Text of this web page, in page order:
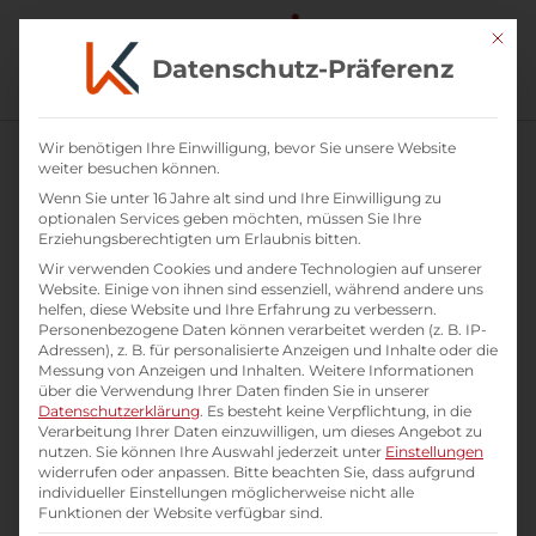
Bestseller
Alle 3 Ergebnisse werden angezeigt
Mit
Datenschutz-Präferenz
Wir benötigen Ihre Einwilligung, bevor Sie unsere Website
weiter besuchen können.
Wenn Sie unter 16 Jahre alt sind und Ihre Einwilligung zu
optionalen Services geben möchten, müssen Sie Ihre
Erziehungsberechtigten um Erlaubnis bitten.
Wir verwenden Cookies und andere Technologien auf unserer
Website. Einige von ihnen sind essenziell, während andere uns
helfen, diese Website und Ihre Erfahrung zu verbessern.
Personenbezogene Daten können verarbeitet werden (z. B. IP-
Adressen), z. B. für personalisierte Anzeigen und Inhalte oder die
Messung von Anzeigen und Inhalten. Weitere Informationen
über die Verwendung Ihrer Daten finden Sie in unserer
Datenschutzerklärung. Es besteht keine Verpflichtung, in die
Verarbeitung Ihrer Daten einzuwilligen, um dieses Angebot zu
nutzen. Sie können Ihre Auswahl jederzeit unter Einstellungen
widerrufen oder anpassen. Bitte beachten Sie, dass aufgrund
individueller Einstellungen möglicherweise nicht alle
Funktionen der Website verfügbar sind.